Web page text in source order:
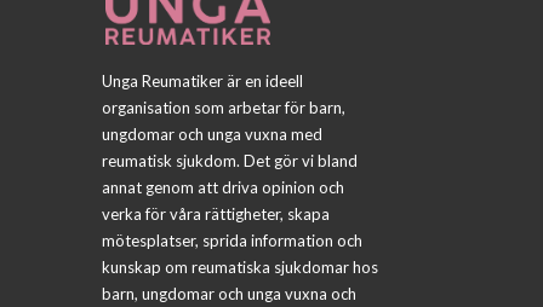
Unga Reumatiker är en ideell
organisation som arbetar för barn,
ungdomar och unga vuxna med
reumatisk sjukdom. Det gör vi bland
annat genom att driva opinion och
verka för våra rättigheter, skapa
mötesplatser, sprida information och
kunskap om reumatiska sjukdomar hos
barn, ungdomar och unga vuxna och